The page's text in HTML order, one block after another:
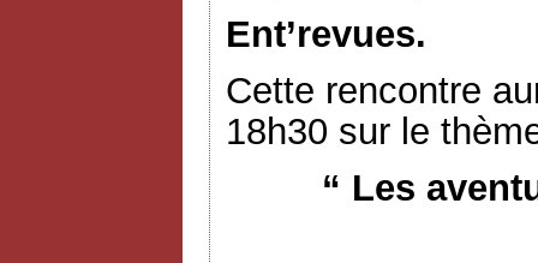
Ent’revues.
Cette rencontre
18h30 sur le
“ Les